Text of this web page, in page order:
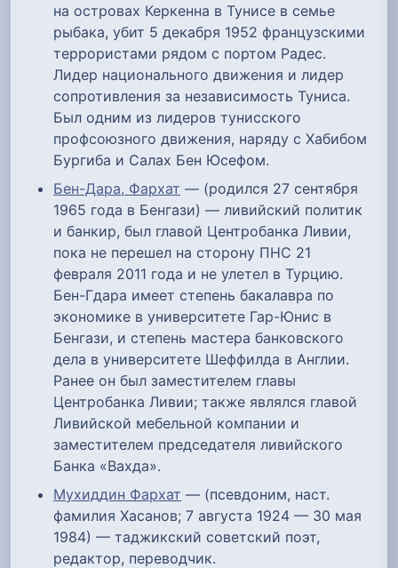
на островах Керкенна в Тунисе в семье
рыбака, убит 5 декабря 1952 французскими
террористами рядом с портом Радес.
Лидер национального движения и лидер
сопротивления за независимость Туниса.
Был одним из лидеров тунисского
профсоюзного движения, наряду с Хабибом
Бургиба и Салах Бен Юсефом.
Бен-Дара, Фархат — (родился 27 сентября
1965 года в Бенгази) — ливийский политик
и банкир, был главой Центробанка Ливии,
пока не перешел на сторону ПНС 21
февраля 2011 года и не улетел в Турцию.
Бен-Гдара имеет степень бакалавра по
экономике в университете Гар-Юнис в
Бенгази, и степень мастера банковского
дела в университете Шеффилда в Англии.
Ранее он был заместителем главы
Центробанка Ливии; также являлся главой
Ливийской мебельной компании и
заместителем председателя ливийского
Банка «Вахда».
Мухиддин Фархат — (псевдоним, наст.
фамилия Хасанов; 7 августа 1924 — 30 мая
1984) — таджикский советский поэт,
редактор, переводчик.